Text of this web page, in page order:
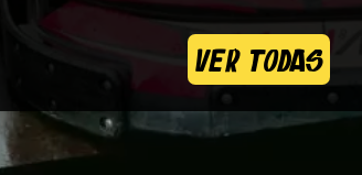
VER TODAS